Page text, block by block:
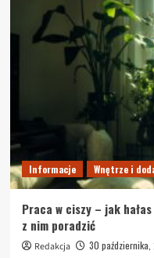
Informacje Wnętrze i
Praca w ciszy – jak
z nim poradzić
Redakcja 30